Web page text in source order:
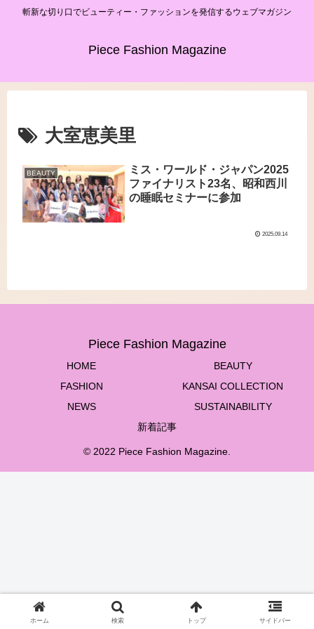
斬新な切り口でビューティー・ファッションを発信するウェブマガジン
Piece Fashion Magazine
大室恵美里
BEAUTY
ミス・ワールド・ジャパン2025
ファイナリスト23名、昭和西川
の睡眠セミナーに参加
2025.09.14
Piece Fashion Magazine
HOME
BEAUTY
FASHION
KANSAI COLLECTION
NEWS
SUSTAINABILITY
新着記事
© 2022 Piece Fashion Magazine.
ホーム 検索 トップ サイドバー